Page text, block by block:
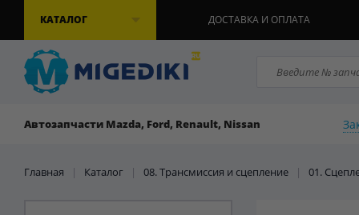
КАТАЛОГ ДОСТАВКА И ОПЛАТА
Автозапчасти Mazda, Ford, Renault, Nissan
Главная | Каталог | 08. Трансмиссия и сцепление | 01.